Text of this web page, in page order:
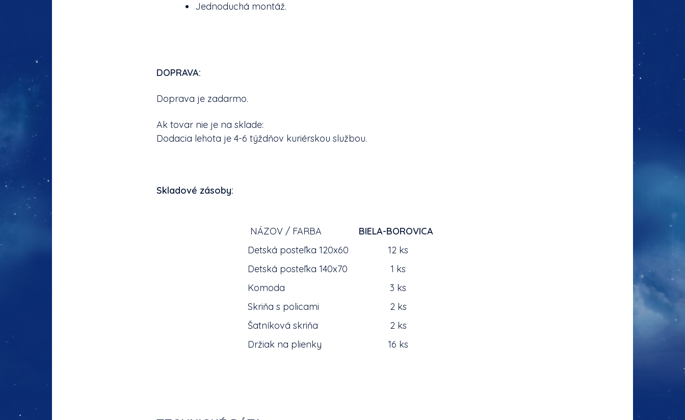
Jednoduchá montáž.
DOPRAVA:
Doprava je zadarmo.
Ak tovar nie je na sklade:
Dodacia lehota je 4-6 týždňov kuriérskou službou.
Skladové zásoby:
NÁZOV / FARBA
BIELA-BOROVICA
Detská posteľka 120x60
12 ks
Detská posteľka 140x70
1 ks
Komoda
3 ks
Skriňa s policami
2 ks
Šatníková skriňa
2 ks
Držiak na plienky
16 ks